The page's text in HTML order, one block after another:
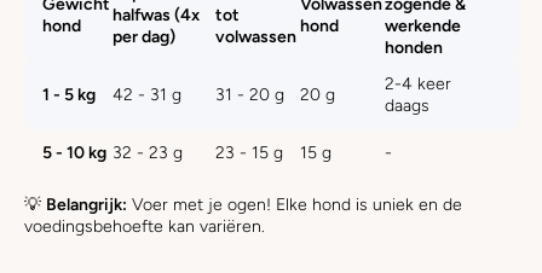
Gewicht
hond
halfwas (4x
per dag)
tot
volwassen
Volwassen
hond
zogende &
werkende
honden
1 - 5 kg 42 - 31 g 31 - 20 g 20 g
2-4 keer
daags
5 - 10 kg 32 - 23 g 23 - 15 g 15 g -
💡 Belangrijk: Voer met je ogen! Elke hond is uniek en de
voedingsbehoefte kan variëren.